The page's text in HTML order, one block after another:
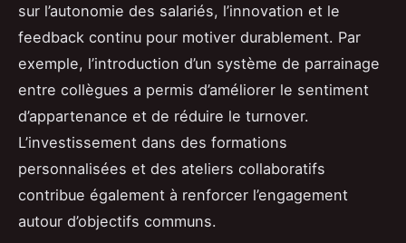
sur l’autonomie des salariés, l’innovation et le
feedback continu pour motiver durablement. Par
exemple, l’introduction d’un système de parrainage
entre collègues a permis d’améliorer le sentiment
d’appartenance et de réduire le turnover.
L’investissement dans des formations
personnalisées et des ateliers collaboratifs
contribue également à renforcer l’engagement
autour d’objectifs communs.